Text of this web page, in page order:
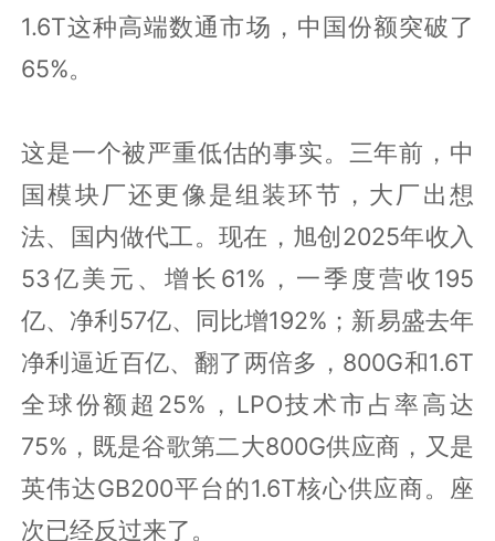
1.6T这种高端数通市场，中国份额突破了
65%。
这是一个被严重低估的事实。三年前，中
国模块厂还更像是组装环节，大厂出想
法、国内做代工。现在，旭创2025年收入
53亿美元、增长61%，一季度营收195
亿、净利57亿、同比增192%；新易盛去年
净利逼近百亿、翻了两倍多，800G和1.6T
全球份额超25%，LPO技术市占率高达
75%，既是谷歌第二大800G供应商，又是
英伟达GB200平台的1.6T核心供应商。座
次已经反过来了。